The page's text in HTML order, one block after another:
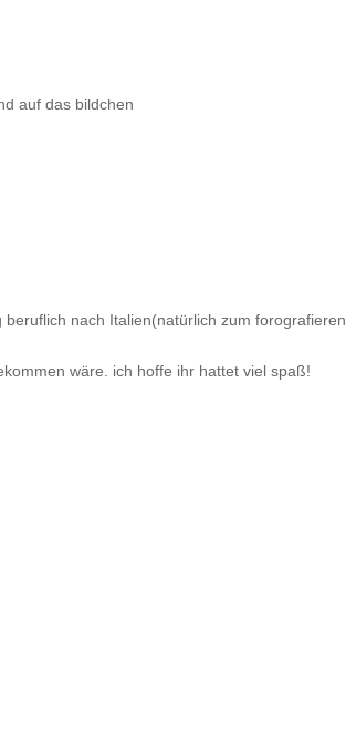
auf das bildchen
nach Italien(natürlich zum forografieren
wäre. ich hoffe ihr hattet viel spaß!